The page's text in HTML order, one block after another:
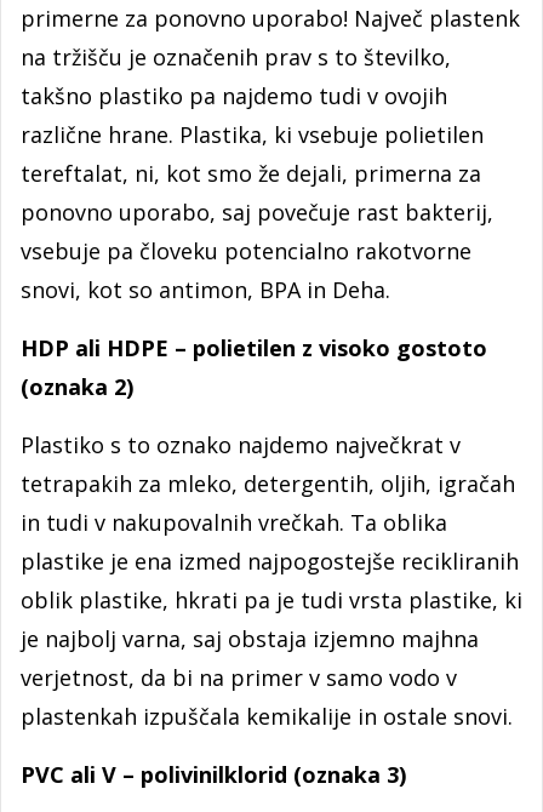
primerne za ponovno uporabo! Največ plastenk
na tržišču je označenih prav s to številko,
takšno plastiko pa najdemo tudi v ovojih
različne hrane. Plastika, ki vsebuje polietilen
tereftalat, ni, kot smo že dejali, primerna za
ponovno uporabo, saj povečuje rast bakterij,
vsebuje pa človeku potencialno rakotvorne
snovi, kot so antimon, BPA in Deha.
HDP ali HDPE – polietilen z visoko gostoto
(oznaka 2)
Plastiko s to oznako najdemo največkrat v
tetrapakih za mleko, detergentih, oljih, igračah
in tudi v nakupovalnih vrečkah. Ta oblika
plastike je ena izmed najpogostejše recikliranih
oblik plastike, hkrati pa je tudi vrsta plastike, ki
je najbolj varna, saj obstaja izjemno majhna
verjetnost, da bi na primer v samo vodo v
plastenkah izpuščala kemikalije in ostale snovi.
PVC ali V – polivinilklorid (oznaka 3)